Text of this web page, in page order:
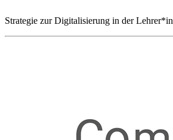
Strategie zur Digitalisierung in der